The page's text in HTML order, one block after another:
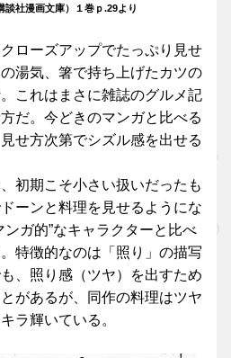
社漫画文庫）１巻ｐ.29より
ローズアップでたっぷり見せ
湯気、箸で持ち上げたカツの
これはまさに雑誌のグルメ記
だ。今どきのマンガと比べる
せ方次第でシズル感を出せる
初期こそ小さい扱いだったも
ーンと料理を見せるようにな
ンガ的”なキャラクターと比べ
特徴的なのは「照り」の描写
、照り感（ツヤ）を出すため
があるが、同作の料理はツヤ
ラ輝いている。